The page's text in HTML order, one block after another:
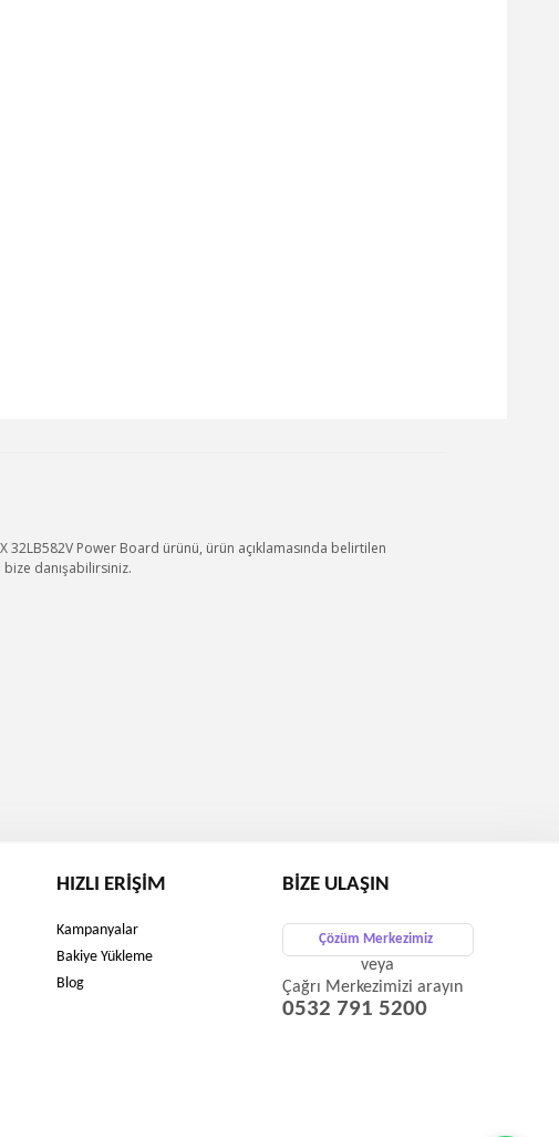
32LB582V Power Board ürünü, ürün açıklamasında belirtilen
danışabilirsiniz.
HIZLI ERIŞIM
Kampanyalar
Bakiye Yükleme
Blog
BIZE ULAŞIN
Çözüm Merkezimiz
veya
Çağrı Merkezimizi arayın
0532 791 5200